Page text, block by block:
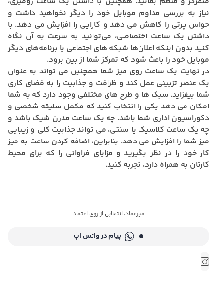
نیاز به بررسی مداوم موبایل خود را دیگر نخواهید داشت و
حواس پرتی را کاهش می دهد و کارایی را افزایش می دهد. با
داشتن یک ساعت اختصاصی، می‌توانید به سرعت به آن نگاه
کنید بدون اینکه اعلان‌ها شبکه های اجتماعی یا برنامه‌های دیگر
موبایل خود را باعث شود که تمرکز شما از بین برود.
در نهایت یک ساعت روی میز شما همچنین می تواند به عنوان
یک عنصر تزیینی عمل کند و ظرافت و جذابیت را به فضای کاری
شما بیفزاید. سبک ها و طرح های مختلفی وجود دارد که به شما
امکان می دهد یکی را انتخاب کنید که مکمل سلیقه شخصی و
دکوراسیون اداری شما باشد. چه یک ساعت مدرن شیک باشد و
چه یک ساعت کلاسیک یا سنتی، می تواند جذابیت کلی و زیبایی
میز شما را افزایش می دهد. بنابراین، اضافه کردن ساعت به میز
کار خود را در نظر بگیرید و مزایای فراوانی را که برای محیط
کارتان به همراه دارد، تجربه کنید.
میرعماد، انتخابی از روی اعتماد
پیام در واتس اپ